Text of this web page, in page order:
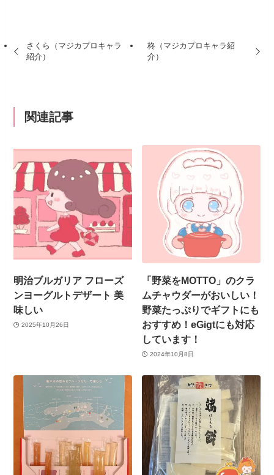
さくら（マジカプロキャラ
紹介）
柊（マジカプロキャラ紹
介）
関連記事
明治ブルガリア フローズ
ンヨーグルトデザート 美
味しい
2025年10月26日
「野菜をMOTTO」のクラ
ムチャウダーがおいしい！
野菜たっぷりでギフトにも
おすすめ！eGigtにも対応
しています！
2024年10月8日